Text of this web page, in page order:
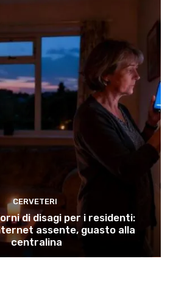
CERVETERI
di disagi per i residenti:
assente, guasto alla
centralina